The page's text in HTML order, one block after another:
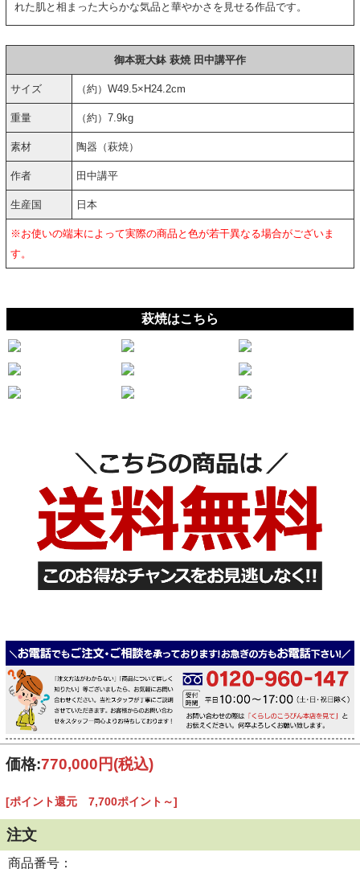
れた肌と相まった大らかな気品と華やかさを見せる作品です。
御本斑大鉢 萩焼 田中講平作
サイズ （約）W49.5×H24.2cm
重量 （約）7.9kg
素材 陶器（萩焼）
作者 田中講平
生産国 日本
※お使いの端末によって実際の商品と色が若干異なる場合がございま
す。
萩焼はこちら
価格:770,000円(税込)
[ポイント還元 7,700ポイント～]
注文
商品番号：